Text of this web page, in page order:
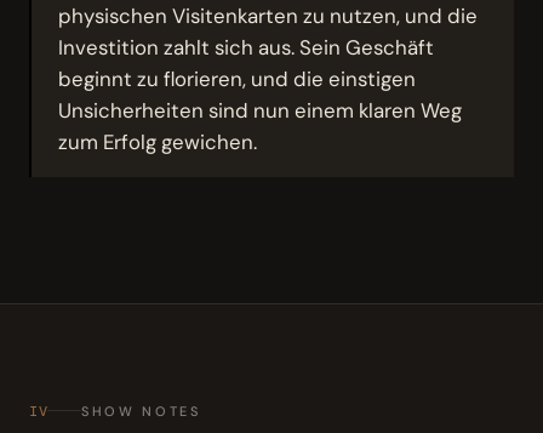
physischen Visitenkarten zu nutzen, und die
Investition zahlt sich aus. Sein Geschäft
beginnt zu florieren, und die einstigen
Unsicherheiten sind nun einem klaren Weg
zum Erfolg gewichen.
IV SHOW NOTES